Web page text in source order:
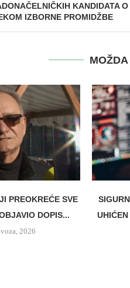
KANDIDATA O
IZBORNE PROMIDŽBE
PREOKREĆE SVE
DOPIS...
2026